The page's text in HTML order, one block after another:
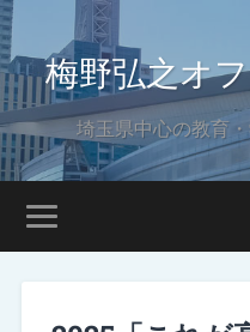
梅野弘之オ
埼玉県中心の教育